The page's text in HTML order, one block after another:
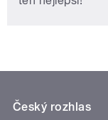
Český rozhlas